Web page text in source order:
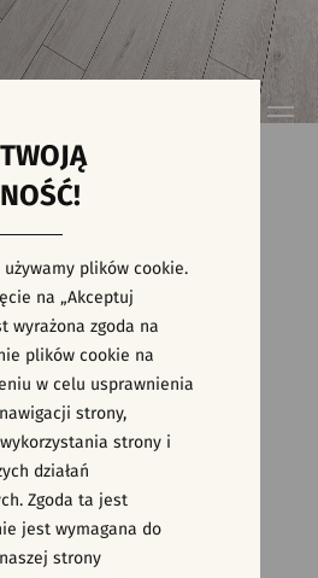
PŁYTEK
plików cookie.
na „Akceptuj
wyrażona zgoda na
plików cookie na
w celu usprawnienia
strony,
strony i
działań
Zgoda ta jest
jest wymagana do
strony